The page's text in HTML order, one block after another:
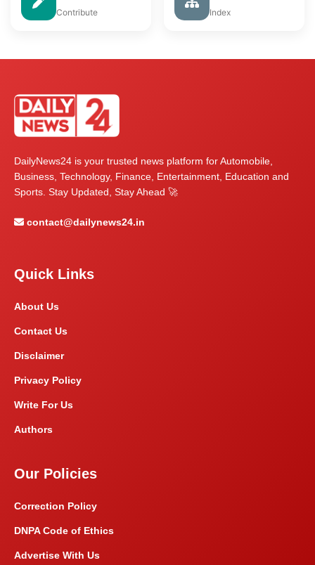
Contribute Index
DailyNews24 is your trusted news platform for Automobile,
Business, Technology, Finance, Entertainment, Education and
Sports. Stay Updated, Stay Ahead 🚀
contact@dailynews24.in
Quick Links
About Us
Contact Us
Disclaimer
Privacy Policy
Write For Us
Authors
Our Policies
Correction Policy
DNPA Code of Ethics
Advertise With Us